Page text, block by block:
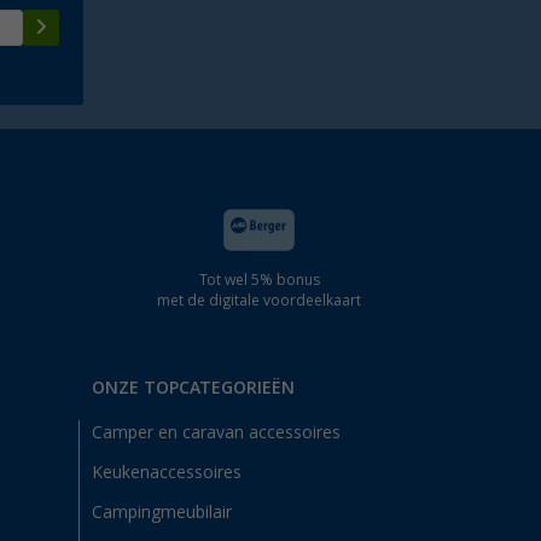
Tot wel 5% bonus
met de digitale voordeelkaart
ONZE TOPCATEGORIEËN
Camper en caravan accessoires
Keukenaccessoires
Campingmeubilair